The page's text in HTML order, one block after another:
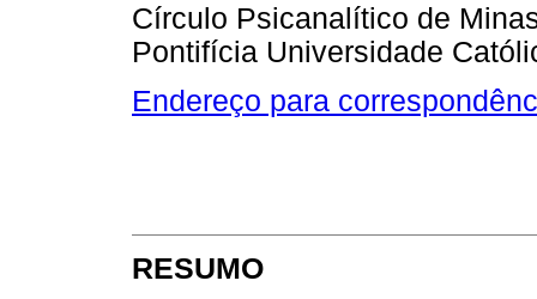
Círculo Psicanalítico de
Pontifícia Universidade
Endereço para
RESUMO